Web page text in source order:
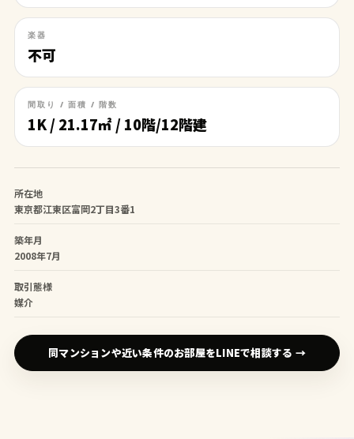
楽器
不可
間取り / 面積 / 階数
1K / 21.17㎡ / 10階/12階建
所在地
東京都江東区富岡2丁目3番1
築年月
2008年7月
取引態様
媒介
同マンションや近い条件のお部屋をLINEで相談する →